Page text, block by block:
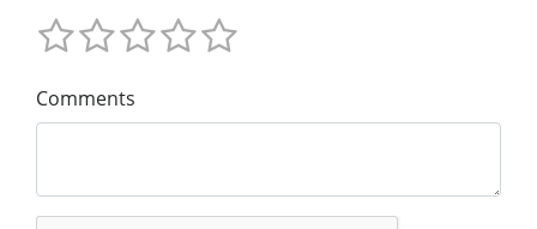
Comments